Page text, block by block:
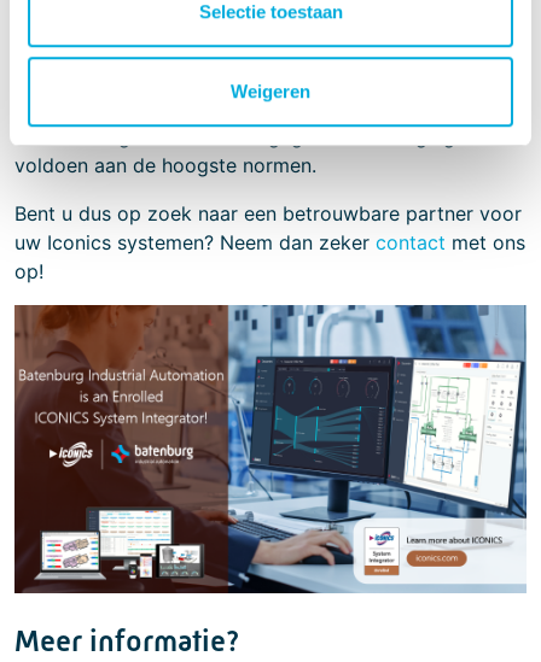
Selectie toestaan
Weigeren
en -protocollen, evenals operationele best practices.
Bovendien zorgt het uitgebreide gebruik van het OPC
Unified Architecture beveiligingsmodel door ICONICS
voor beveiligde communicatie, en zorgt de
voldoen aan de hoogste normen.
Bent u dus op zoek naar een betrouwbare partner voor
uw Iconics systemen? Neem dan zeker contact met ons
op!
Meer informatie?